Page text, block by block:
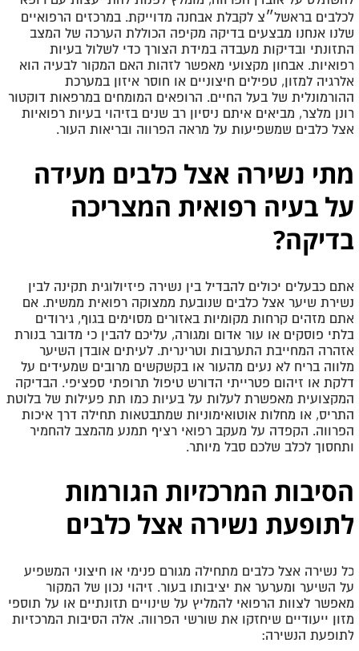
לכלבים בראשל״צ לקבלת אבחנה מדוייקת. במרכזים הרפואיים
שלנו אנחנו מבצעים בדיקה מקיפה הכוללת הערכה של המצב
התזונתי ובדיקות מעבדה במידת הצורך כדי לשלול בעיות
רפואיות. אבחון מקצועי מאפשר לזהות האם המקור לבעיה הוא
אלרגיה למזון, טפילים חיצוניים או חוסר איזון במערכת
ההורמונלית של בעל החיים. הרופאים המומחים במרפאות דוקטור
רונן מלצר, מביאים איתם ניסיון רב שנים בזיהוי בעיות רפואיות
אצל כלבים שמשפיעות על מראה הפרווה ובריאות העור.
מתי נשירה אצל כלבים מעידה
על בעיה רפואית המצריכה
בדיקה?
אתם כבעלים יכולים להבדיל בין נשירה פיזיולוגית תקינה לבין
נשירת שיער אצל כלבים שנובעת ממצוקה רפואית ממשית. אם
אתם מזהים קרחות מקומיות באזורים מסוימים בגוף, גירודים
בלתי פוסקים או עור אדום ומגורה, עליכם להבין כי מדובר בנורת
אזהרה המחייבת התערבות וטרינרית. לעיתים אובדן השיער
מלווה בריח לא נעים מהעור או בקשקשים מרובים שמעידים על
דלקת או זיהום פטרייתי הדורש טיפול תרופתי ספציפי. הבדיקה
המקצועית מאפשרת לעלות על בעיות כמו תת פעילות של בלוטת
התריס, או מחלות אוטואימוניות שמתבטאות תחילה דרך איכות
הפרווה. הקפדה על מעקב רפואי רציף תמנע מהמצב להחמיר
ותחסוך לכלב שלכם סבל מיותר.
הסיבות המרכזיות הגורמות
לתופעת נשירה אצל כלבים
כל נשירה אצל כלבים מתחילה מגורם פנימי או חיצוני המשפיע
על השיער ומערער את יציבותו בעור. זיהוי נכון של המקור
מאפשר לצוות הרפואי להמליץ על שינויים תזונתיים או על תוספי
מזון ייעודיים שיחזקו את שורשי הפרווה. אלה הסיבות המרכזיות
לתופעת הנשירה: